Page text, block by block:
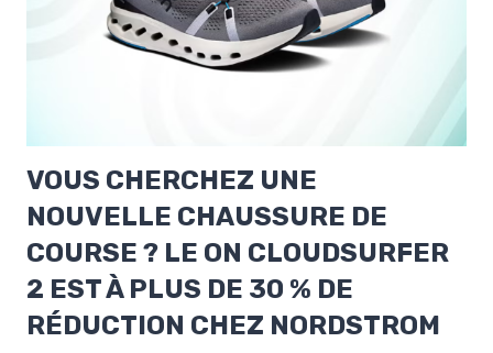
VOUS CHERCHEZ UNE
NOUVELLE CHAUSSURE DE
COURSE ? LE ON CLOUDSURFER
2 EST À PLUS DE 30 % DE
RÉDUCTION CHEZ NORDSTROM